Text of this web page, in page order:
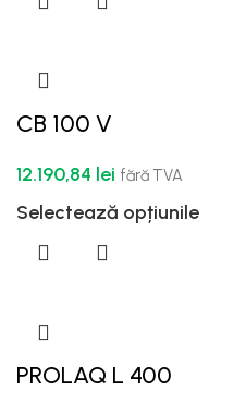
CB 100 V
12.190,84 lei fără TVA
Selectează opțiunile
PROLAQ L 400